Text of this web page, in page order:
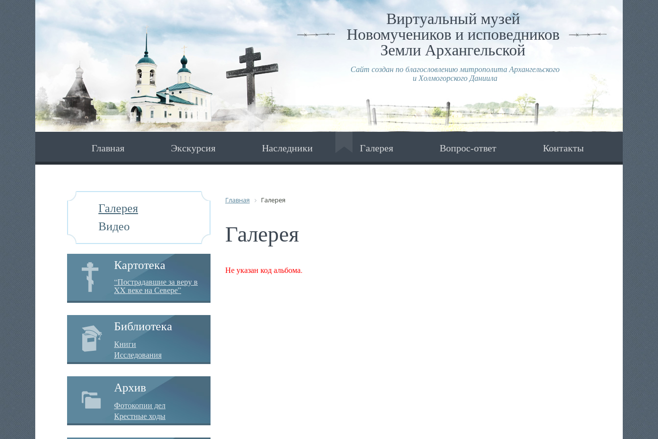
Виртуальный музей
Новомучеников и исповедников
Земли Архангельской
Сайт создан по благословлению митрополита Архангельского
и Холмогорского Даниила
Главная Экскурсия Наследники Галерея Вопрос-ответ Контакты
Галерея
Видео
Картотека
“Пострадавшие за веру в
XX веке на Севере”
Библиотека
Книги
Исследования
Архив
Фотокопии дел
Крестные ходы
Главная Галерея
Галерея
Не указан код альбома.